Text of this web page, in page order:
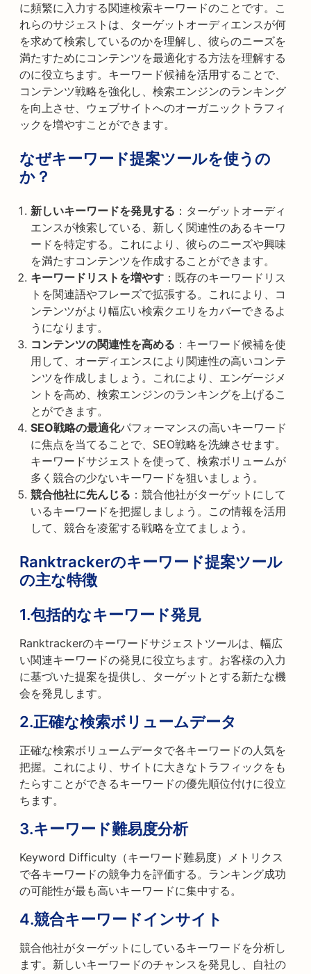
に頻繁に入力する関連検索キーワードのことです。こ
れらのサジェストは、ターゲットオーディエンスが何
を求めて検索しているのかを理解し、彼らのニーズを
満たすためにコンテンツを最適化する方法を理解する
のに役立ちます。キーワード候補を活用することで、
コンテンツ戦略を強化し、検索エンジンのランキング
を向上させ、ウェブサイトへのオーガニックトラフィ
ックを増やすことができます。
なぜキーワード提案ツールを使うの
か？
新しいキーワードを発見する ：ターゲットオーディ
エンスが検索している、新しく関連性のあるキーワ
ードを特定する。これにより、彼らのニーズや興味
を満たすコンテンツを作成することができます。
キーワードリストを増やす ：既存のキーワードリス
トを関連語やフレーズで拡張する。これにより、コ
ンテンツがより幅広い検索クエリをカバーできるよ
うになります。
コンテンツの関連性を高める ：キーワード候補を使
用して、オーディエンスにより関連性の高いコンテ
ンツを作成しましょう。これにより、エンゲージメ
ントを高め、検索エンジンのランキングを上げるこ
とができます。
SEO戦略の最適化パフォーマンスの高いキーワード
に焦点を当てることで、SEO戦略を洗練させます。
キーワードサジェストを使って、検索ボリュームが
多く競合の少ないキーワードを狙いましょう。
競合他社に先んじる ：競合他社がターゲットにして
いるキーワードを把握しましょう。この情報を活用
して、競合を凌駕する戦略を立てましょう。
Ranktrackerのキーワード提案ツール
の主な特徴
1.包括的なキーワード発見
Ranktrackerのキーワードサジェストツールは、幅広
い関連キーワードの発見に役立ちます。お客様の入力
に基づいた提案を提供し、ターゲットとする新たな機
会を発見します。
2.正確な検索ボリュームデータ
正確な検索ボリュームデータで各キーワードの人気を
把握。これにより、サイトに大きなトラフィックをも
たらすことができるキーワードの優先順位付けに役立
ちます。
3.キーワード難易度分析
Keyword Difficulty（キーワード難易度）メトリクス
で各キーワードの競争力を評価する。ランキング成功
の可能性が最も高いキーワードに集中する。
4.競合キーワードインサイト
競合他社がターゲットにしているキーワードを分析し
ます。新しいキーワードのチャンスを発見し、自社の